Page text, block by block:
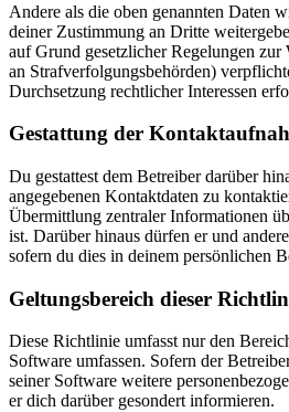
Andere als die oben genannten Daten
deiner Zustimmung an Dritte
auf Grund gesetzlicher Regelungen zur
an Strafverfolgungsbehörden)
Durchsetzung rechtlicher Interessen
Gestattung der
Du gestattest dem Betreiber darüber
angegebenen Kontaktdaten zu
Übermittlung zentraler Informationen
ist. Darüber hinaus dürfen er und
sofern du dies in deinem persönlichen
Geltungsbereich dieser
Diese Richtlinie umfasst nur den
Software umfassen. Sofern der
seiner Software weitere
er dich darüber gesondert informieren.